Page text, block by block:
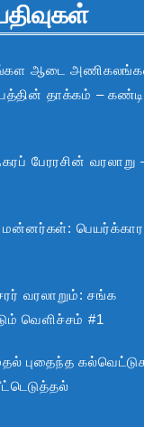
ஆடை
தாக்கம் –
பேரரசின் வரலாறு
மன்னர்கள்:
வரலாறும்: சங்க
வெளிச்சம் #1
புதைந்த